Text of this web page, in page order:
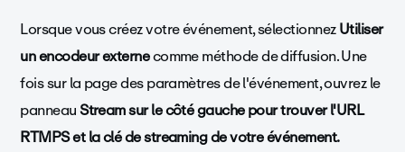
Lorsque vous créez votre événement, sélectionnezUtiliser
un encodeur externecomme méthode de diffusion. Une
fois sur la page des paramètres de l'événement, ouvrez le
panneauStream sur le côté gauche pour trouver l'URL
RTMPS et la clé de streaming de votre événement.